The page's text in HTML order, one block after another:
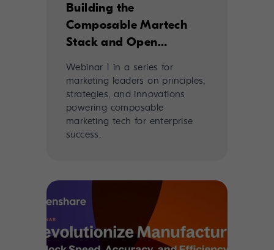
Building the
Composable Martech
Stack and Open
Webinar 1 in a series for
marketing leaders on principles,
strategies, and innovations
powering composable
marketing tech for enterprise
success.